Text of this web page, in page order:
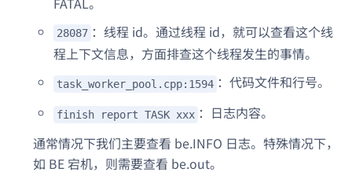
28087 ：线程 id。通过线程 id，就可以查看这个线
程上下文信息，方面排查这个线程发生的事情。
task_worker_pool.cpp:1594 ：代码文件和行号。
finish report TASK xxx ：日志内容。
通常情况下我们主要查看 be.INFO 日志。特殊情况下，
如 BE 宕机，则需要查看 be.out。